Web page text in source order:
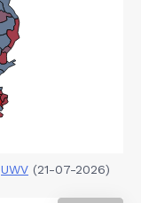
UWV (21-07-2026)